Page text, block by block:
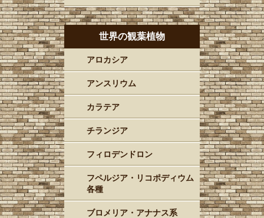
世界の観葉植物
アロカシア
アンスリウム
カラテア
チランジア
フィロデンドロン
フペルジア・リコポディウム
各種
ブロメリア・アナナス系